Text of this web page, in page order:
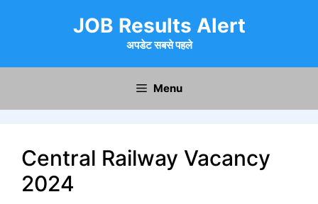
JOB Results Alert
अपडेट सबसे पहले
Menu
Central Railway Vacancy
2024